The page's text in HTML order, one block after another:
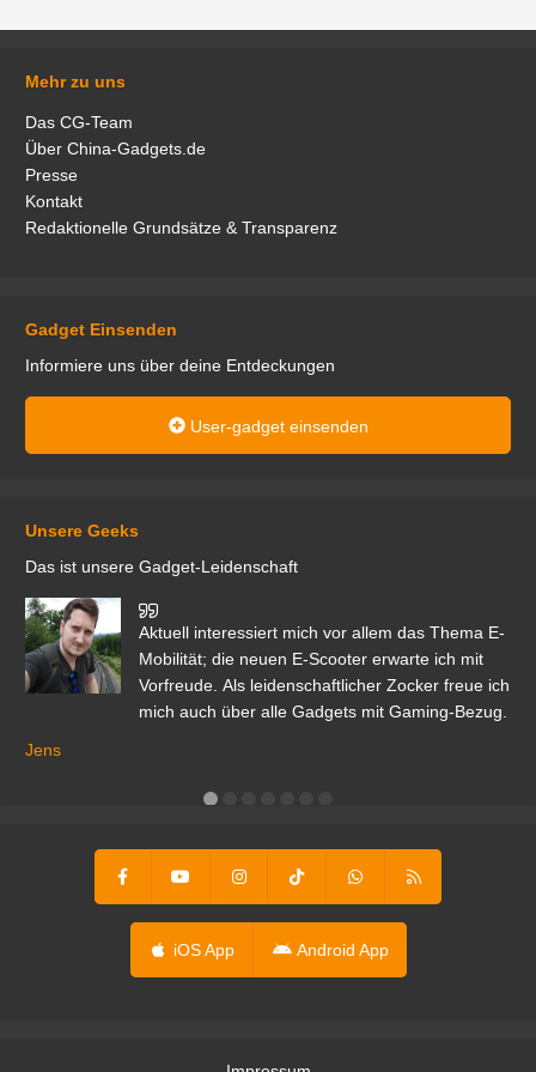
Mehr zu uns
Das CG-Team
Über China-Gadgets.de
Presse
Kontakt
Redaktionelle Grundsätze & Transparenz
Gadget Einsenden
Informiere uns über deine Entdeckungen
User-gadget einsenden
Unsere Geeks
Das ist unsere Gadget-Leidenschaft
Aktuell interessiert mich vor allem das Thema E-
Mobilität; die neuen E-Scooter erwarte ich mit
Vorfreude. Als leidenschaftlicher Zocker freue ich
mich auch über alle Gadgets mit Gaming-Bezug.
Jens
iOS App Android App